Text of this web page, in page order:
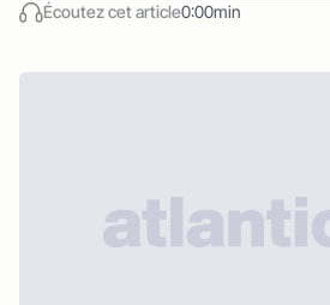
Écoutez cet article0:00min